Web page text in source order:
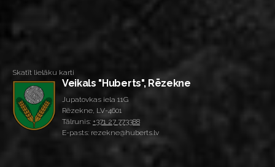
Skatīt lielāku karti
Veikals "Huberts", Rēzekne
Jupatovkas iela 11G
Rēzekne, LV-4601
Tālrunis: +371 27 773388
E-pasts: rezekne@huberts.lv